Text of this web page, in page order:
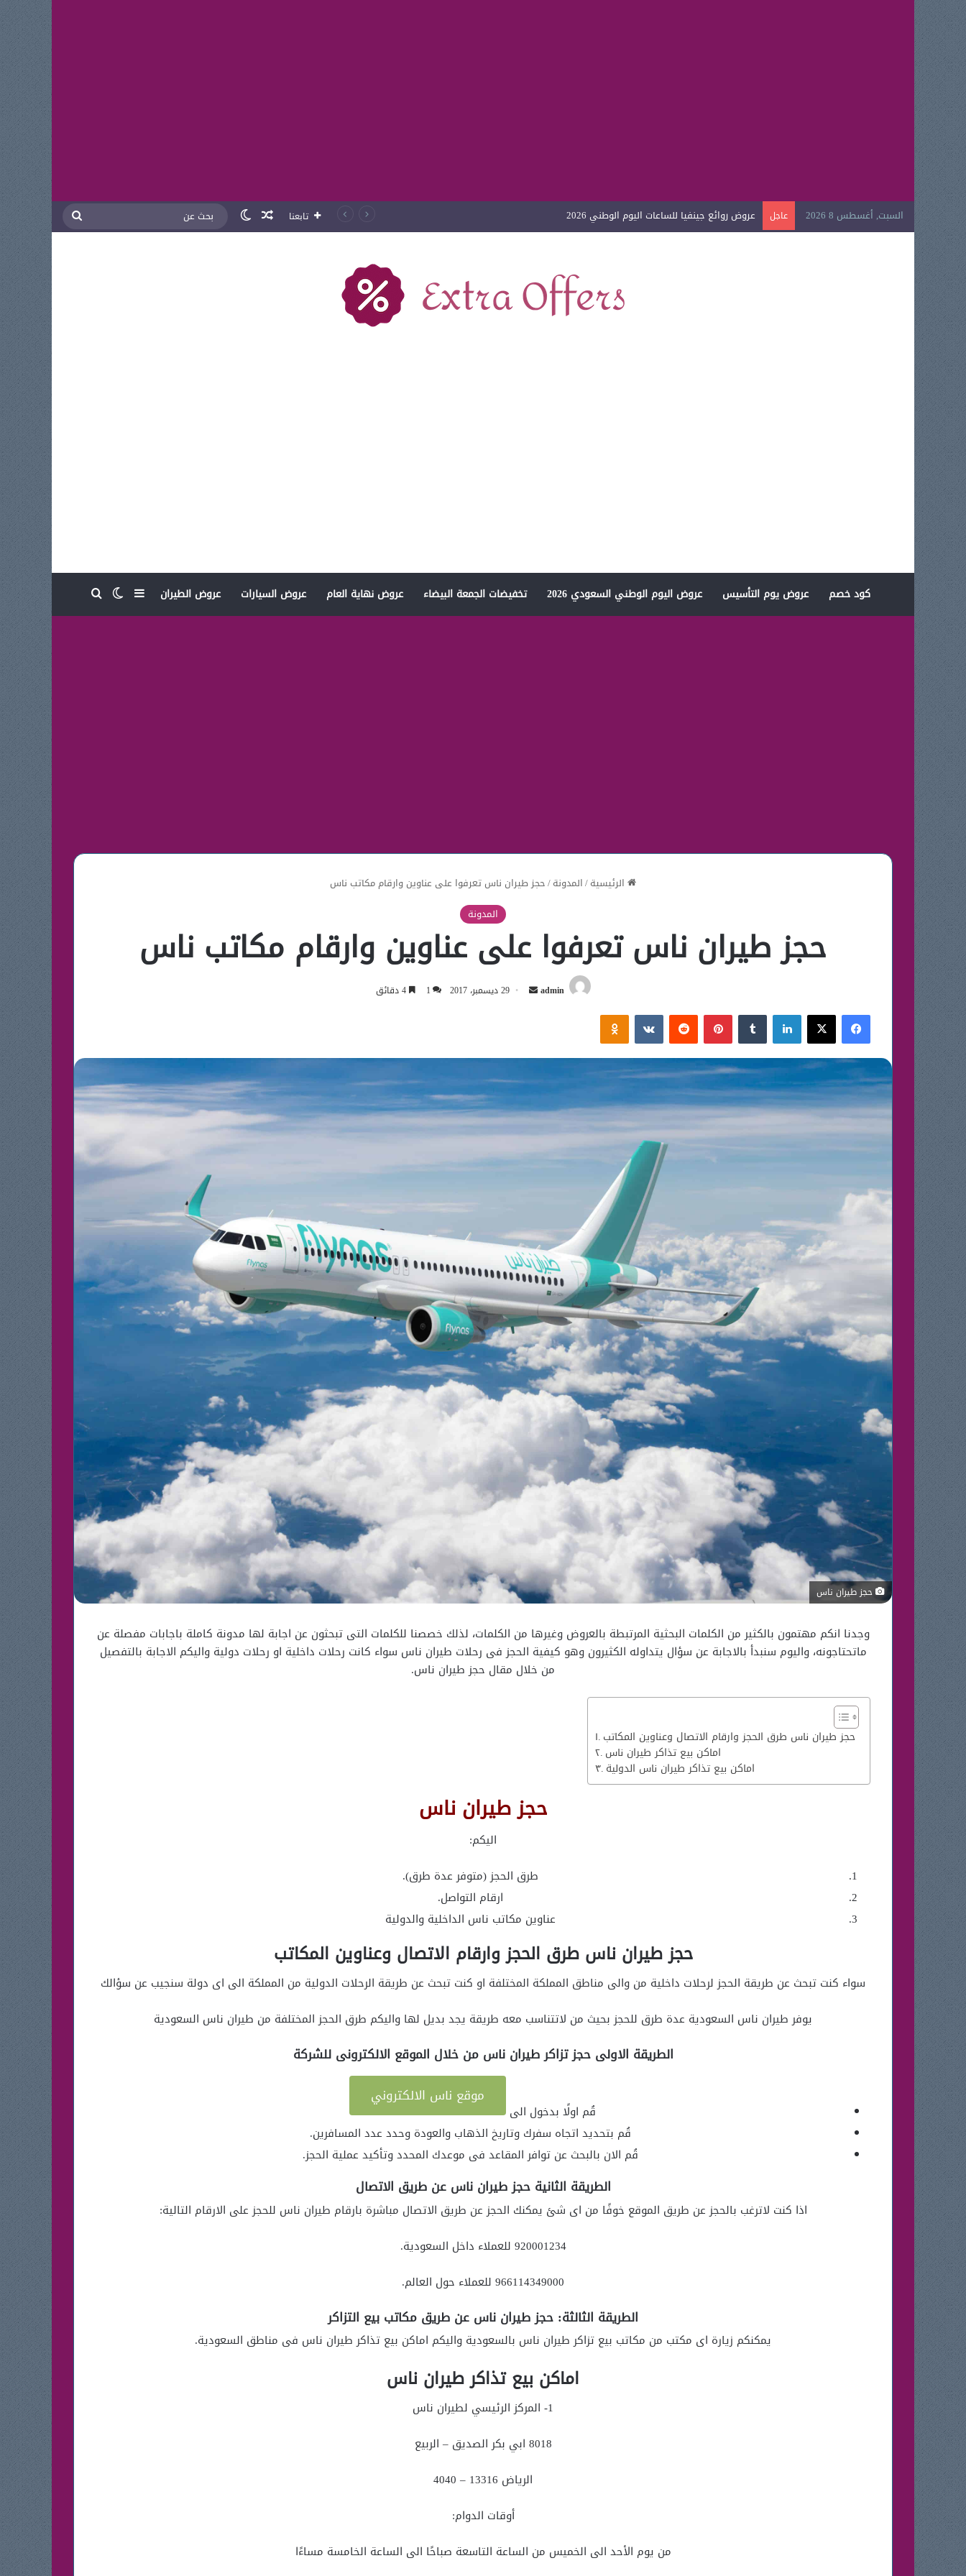
السبت, أغسطس 8 2026 عاجل عروض روائع جينفيا للساعات اليوم الوطني 2026 تابعنا مقال عشوائي
الوضع المظلم
بحث
كود خصم عروض يوم التأسيس عروض اليوم الوطني السعودي 2026 تخفيضات الجمعة البيضاء عروض نهاية العام عروض السيارات عروض الطيران إضافة عمود جانبي
الوضع المظلم
بحث عن
الرئيسية/المدونة/حجز طيران ناس تعرفوا على عناوين وارقام مكاتب ناس
المدونة
حجز طيران ناس تعرفوا على عناوين وارقام مكاتب ناس
admin
أرسل 29 ديسمبر، 2017 1 4 دقائق
فيسبوك‫X لينكدإن بينتيريست Odnoklassniki
حجز طيران ناس
وجدنا انكم مهتمون بالكثير من الكلمات البحثية المرتبطة بالعروض وغيرها من الكلمات، لذلك خصصنا للكلمات التى تبحثون عن اجابة لها مدونة كاملة باجابات مفصلة عن
ماتحتاجونه، واليوم سنبدأ بالاجابة عن سؤال يتداوله الكثيرون وهو كيفية الحجز فى رحلات طيران ناس سواء كانت رحلات داخلية او رحلات دولية واليكم الاجابة بالتفصيل
من خلال مقال حجز طيران ناس.
حجز طيران ناس طرق الحجز وارقام الاتصال وعناوين المكاتب
اماكن بيع تذاكر طيران ناس
اماكن بيع تذاكر طيران ناس الدولية
حجز طيران ناس
اليكم:
طرق الحجز (متوفر عدة طرق).
ارقام التواصل.
عناوين مكاتب ناس الداخلية والدولية
حجز طيران ناس طرق الحجز وارقام الاتصال وعناوين المكاتب
سواء كنت تبحث عن طريقة الحجز لرحلات داخلية من والى مناطق المملكة المختلفة او كنت تبحث عن طريقة الرحلات الدولية من المملكة الى اى دولة سنجيب عن سؤالك
يوفر طيران ناس السعودية عدة طرق للحجز بحيث من لاتتناسب معه طريقة يجد بديل لها واليكم طرق الحجز المختلفة من طيران ناس السعودية
الطريقة الاولى حجز تزاكر طيران ناس من خلال الموقع الالكترونى للشركة
قُم اولًا بدخول الى
موقع ناس الالكتروني
قُم بتحديد اتجاه سفرك وتاريخ الذهاب والعودة وحدد عدد المسافرين.
قُم الان بالبحث عن توافر المقاعد فى موعدك المحدد وتأكيد عملية الحجز.
الطريقة الثانية حجز طيران ناس عن طريق الاتصال
اذا كنت لاترغب بالحجز عن طريق الموقع خوفًا من اى شئ يمكنك الحجز عن طريق الاتصال مباشرة بارقام طيران ناس للحجز على الارقام التالية:
920001234 للعملاء داخل السعودية.
966114349000 للعملاء حول العالم.
الطريقة الثالثة: حجز طيران ناس عن طريق مكاتب بيع التزاكر
يمكنكم زيارة اى مكتب من مكاتب بيع تزاكر طيران ناس بالسعودية واليكم اماكن بيع تذاكر طيران ناس فى مناطق السعودية.
اماكن بيع تذاكر طيران ناس
1- المركز الرئيسي لطيران ناس
8018 ابي بكر الصديق – الربيع
الرياض 13316 – 4040
أوقات الدوام:
من يوم الأحد الى الخميس من الساعة التاسعة صباحًا الى الساعة الخامسة مساءًا